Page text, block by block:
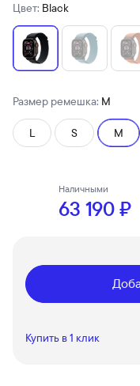
Цвет: Black
Размер ремешка: M
L S M
Наличными
63 190 ₽
Купить в 1 клик